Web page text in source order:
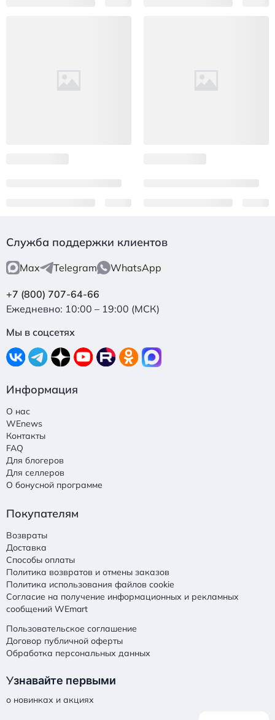
Служба поддержки клиентов
Max Telegram WhatsApp
+7 (800) 707-64-66
Ежедневно: 10:00 – 19:00 (МСК)
Мы в соцсетях
Информация
О нас
WEnews
Контакты
FAQ
Для блогеров
Для селлеров
О бонусной программе
Покупателям
Возвраты
Доставка
Способы оплаты
Политика возвратов и отмены заказов
Политика использования файлов cookie
Согласие на получение информационных и рекламных
сообщений WEmart
Пользовательское соглашение
Договор публичной оферты
Обработка персональных данных
Узнавайте первыми
о новинках и акциях